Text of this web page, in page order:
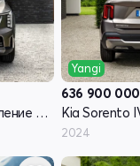
Kia Sorento IV - поколение рестайлинг
Yangi
636 900 000
2024